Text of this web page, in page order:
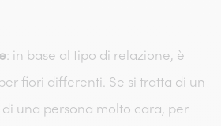
: in base al tipo di relazione, è
fiori differenti. Se si tratta di un
una persona molto cara, per